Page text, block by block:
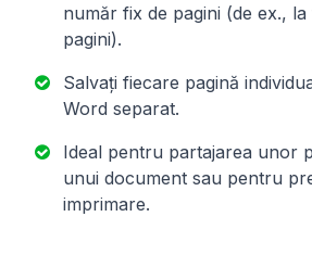
număr fix de pagini (de ex., la
pagini).
Salvați fiecare pagină
Word separat.
Ideal pentru partajarea unor
unui document sau pentru
imprimare.